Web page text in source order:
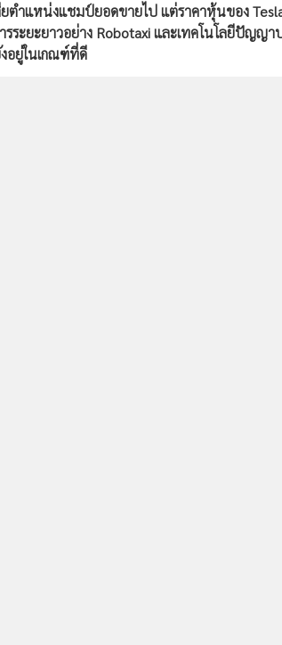
ยตำแหน่งแชมป์ยอดขายไป แต่ราคาหุ้นของ
รระยะยาวอย่าง Robotaxi และเทคโนโลยีปัญญ
อยู่ในเกณฑ์ที่ดี